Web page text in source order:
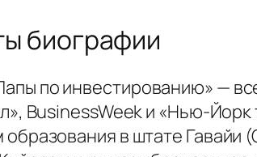
биографии
по инвестированию» —
BusinessWeek и «Нью-Йорк
в штате Гавайи